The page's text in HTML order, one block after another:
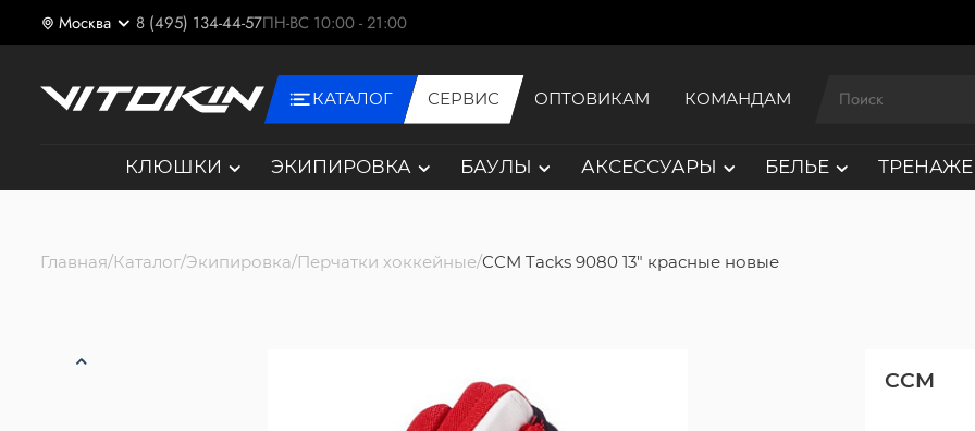
Москва 8 (495) 134-44-57ПН-ВС 10:00 - 21:00
КАТАЛОГ СЕРВИС ОПТОВИКАМ КОМАНДАМ
КЛЮШКИ ЭКИПИРОВКА БАУЛЫ АКСЕССУАРЫ БЕЛЬЕ
Главная Каталог Экипировка Перчатки хоккейные CCM Tacks 9080 13" красные новые
CCM